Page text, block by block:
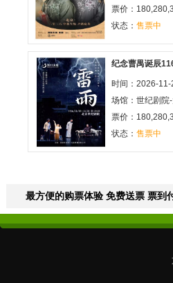
票价：
状态： 售票中
纪念曹禺诞辰
时间：2026-
场馆： 世纪剧院
票价：
状态： 售票中
最方便的购票体验 免费送票 票到